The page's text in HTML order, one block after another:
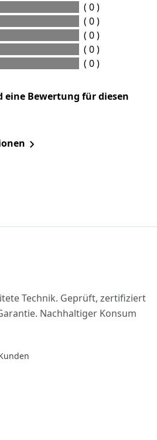
( 0 )
( 0 )
( 0 )
( 0 )
( 0 )
eine Bewertung für diesen
Technik. Geprüft, zertifiziert
Nachhaltiger Konsum